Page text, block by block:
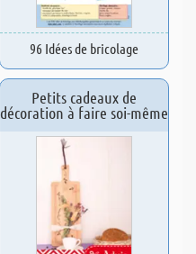
96 Idées de bricolage
Petits cadeaux de
décoration à faire soi-même